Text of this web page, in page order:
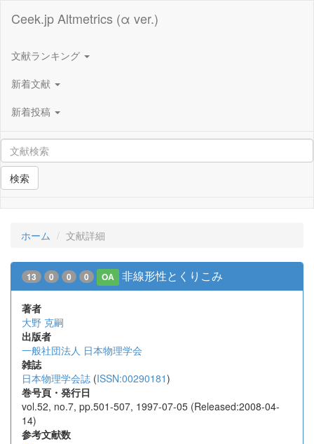
Ceek.jp Altmetrics (α ver.)
文献ランキング
新着文献
新着投稿
検索
ホーム 文献詳細
13 0 0 0 OA 非線形性とくりこみ
著者
大野 克嗣
出版者
一般社団法人 日本物理学会
雑誌
日本物理学会誌 (ISSN:00290181)
巻号頁・発行日
vol.52, no.7, pp.501-507, 1997-07-05 (Released:2008-04-
14)
参考文献数